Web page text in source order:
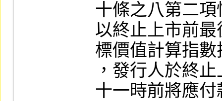
十條之八第二
以終止上市前
標價值計算指
，發行人於終
十一時前將應